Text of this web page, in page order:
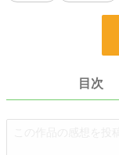
でもそれ以上に、時折の
きっと愛されないと思い
そんな彼の本音ごと好き
目次